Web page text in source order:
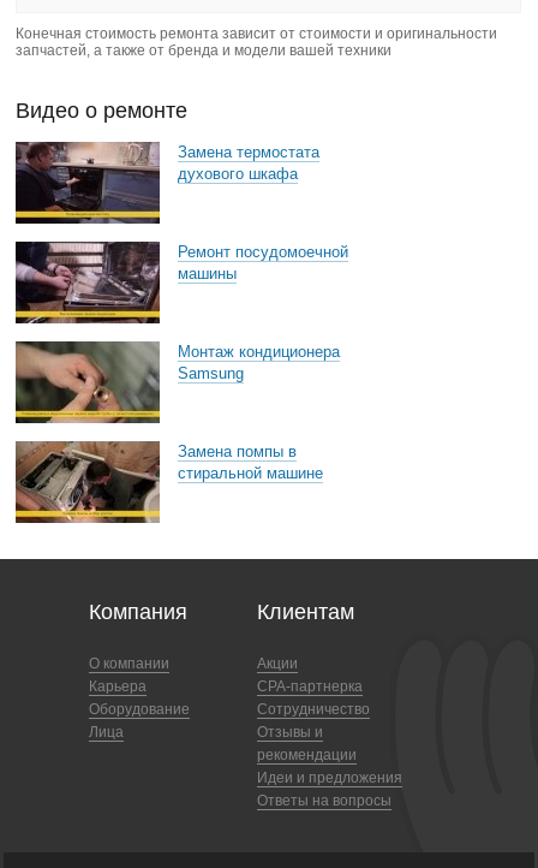
Конечная стоимость ремонта зависит от стоимости и оригинальности
запчастей, а также от бренда и модели вашей техники
Видео о ремонте
Замена термостата
духового шкафа
Ремонт посудомоечной
машины
Монтаж кондиционера
Samsung
Замена помпы в
стиральной машине
Компания
О компании
Карьера
Оборудование
Лица
Клиентам
Акции
CPA-партнерка
Сотрудничество
Отзывы и
рекомендации
Идеи и предложения
Ответы на вопросы